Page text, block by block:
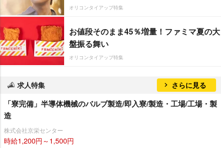
オリコンタイアップ特集
お値段そのまま45％増量！ファミマ夏の大
盤振る舞い
オリコンタイアップ特集
求人特集 さらに見る
「寮完備」半導体機械のバルブ製造/即入寮/製造・工場/工場・製
造
株式会社京栄センター
時給1,200円～1,500円